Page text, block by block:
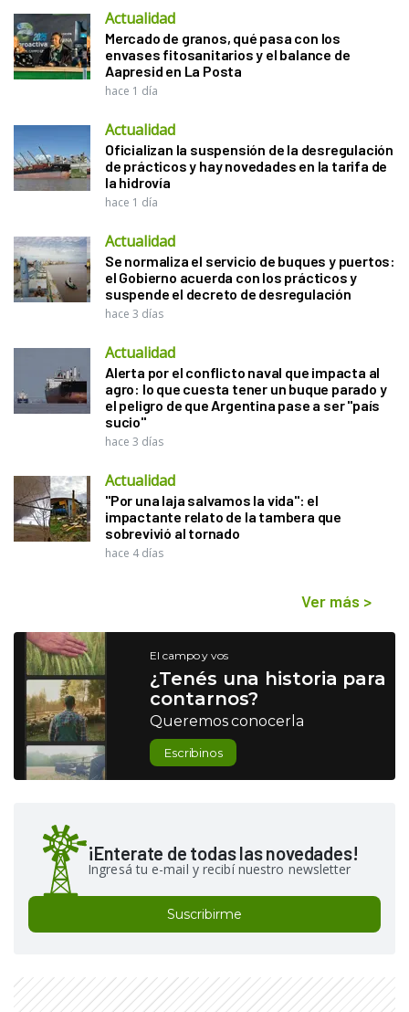
Actualidad
Mercado de granos, qué pasa con los
envases fitosanitarios y el balance de
Aapresid en La Posta
hace 1 día
Actualidad
Oficializan la suspensión de la desregulación
de prácticos y hay novedades en la tarifa de
la hidrovía
hace 1 día
Actualidad
Se normaliza el servicio de buques y puertos:
el Gobierno acuerda con los prácticos y
suspende el decreto de desregulación
hace 3 días
Actualidad
Alerta por el conflicto naval que impacta al
agro: lo que cuesta tener un buque parado y
el peligro de que Argentina pase a ser "país
sucio"
hace 3 días
Actualidad
"Por una laja salvamos la vida": el
impactante relato de la tambera que
sobrevivió al tornado
hace 4 días
Ver más >
El campo y vos
¿Tenés una historia para
contarnos?
Queremos conocerla
Escribinos
¡Enterate de todas las novedades!
Ingresá tu e-mail y recibí nuestro newsletter
Suscribirme